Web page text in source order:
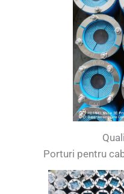
Porturi pentru